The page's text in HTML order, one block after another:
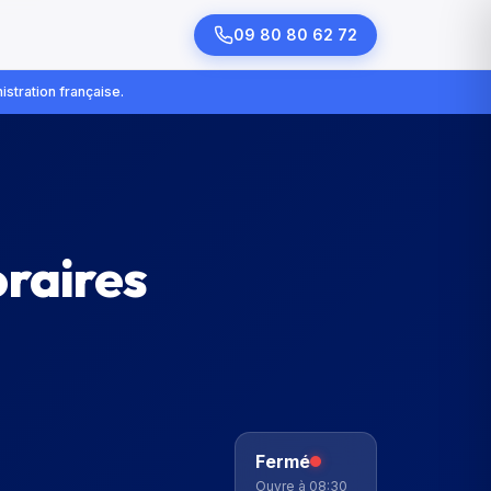
09 80 80 62 72
française.
Fermé
Ouvre à 08:30